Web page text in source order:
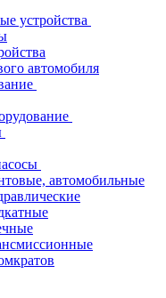
устройства
автомобиля
автомобильные